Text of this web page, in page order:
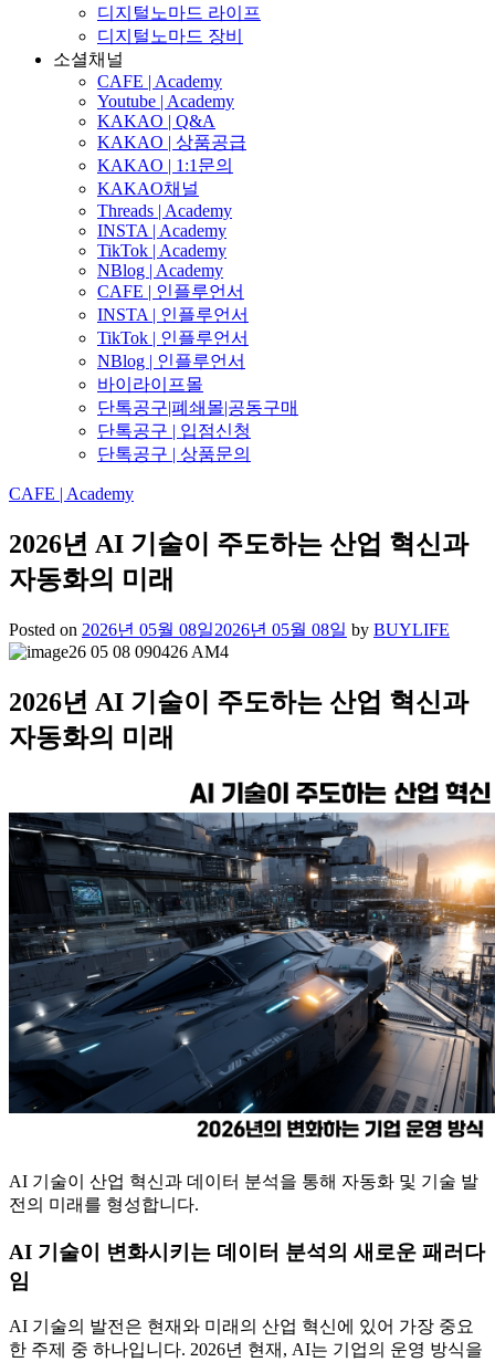
디지털노마드 라이프
디지털노마드 장비
소셜채널
CAFE | Academy
Youtube | Academy
KAKAO | Q&A
KAKAO | 상품공급
KAKAO | 1:1문의
KAKAO채널
Threads | Academy
INSTA | Academy
TikTok | Academy
NBlog | Academy
CAFE | 인플루언서
INSTA | 인플루언서
TikTok | 인플루언서
NBlog | 인플루언서
바이라이프몰
단톡공구|폐쇄몰|공동구매
단톡공구 | 입점신청
단톡공구 | 상품문의
CAFE | Academy
2026년 AI 기술이 주도하는 산업 혁신과
자동화의 미래
Posted on 2026년 05월 08일2026년 05월 08일 by BUYLIFE
2026년 AI 기술이 주도하는 산업 혁신과
자동화의 미래
AI 기술이 산업 혁신과 데이터 분석을 통해 자동화 및 기술 발
전의 미래를 형성합니다.
AI 기술이 변화시키는 데이터 분석의 새로운 패러다
임
AI 기술의 발전은 현재와 미래의 산업 혁신에 있어 가장 중요
한 주제 중 하나입니다. 2026년 현재, AI는 기업의 운영 방식을